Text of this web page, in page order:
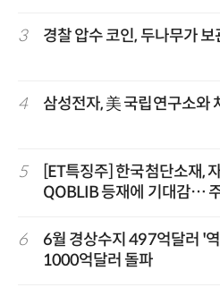
3 경찰 압수 코인, 두나무가
4 삼성전자, 美 국립연구소와
5
[ET특징주] 한국첨단소재,
QOBLIB 등재에 기대감…
6
6월 경상수지 497억달러 '
1000억달러 돌파